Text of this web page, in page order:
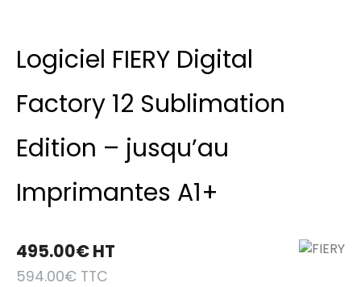
Logiciel FIERY Digital
Factory 12 Sublimation
Edition – jusqu’au
Imprimantes A1+
495.00€HT
594.00€ TTC